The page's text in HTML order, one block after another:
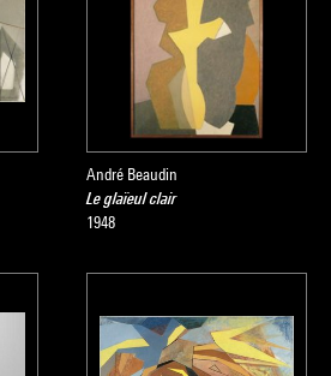
André Beaudin
Le glaïeul clair
1948